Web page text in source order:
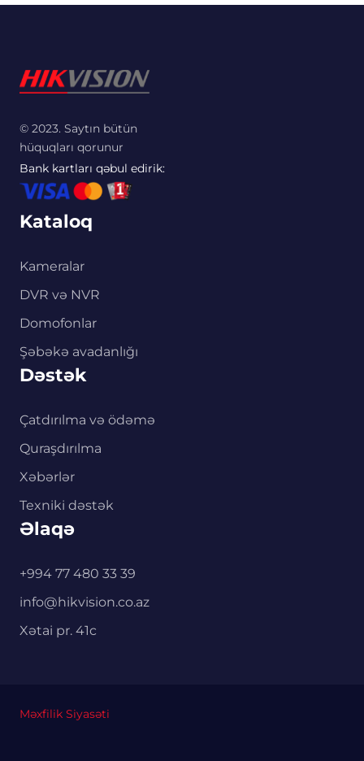
© 2023. Saytın bütün
hüquqları qorunur
Bank kartları qəbul edirik:
Kataloq
Kameralar
DVR və NVR
Domofonlar
Şəbəkə avadanlığı
Dəstək
Çatdırılma və ödəmə
Quraşdırılma
Xəbərlər
Texniki dəstək
Əlaqə
+994 77 480 33 39
info@hikvision.co.az
Xətai pr. 41c
Məxfilik Siyasəti